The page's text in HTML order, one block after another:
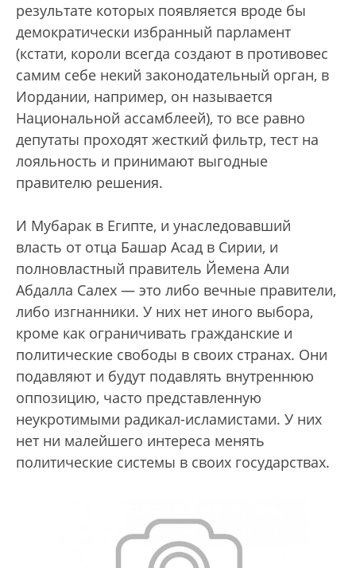
результате которых появляется вроде бы
демократически избранный парламент
(кстати, короли всегда создают в противовес
самим себе некий законодательный орган, в
Иордании, например, он называется
Национальной ассамблеей), то все равно
депутаты проходят жесткий фильтр, тест на
лояльность и принимают выгодные
правителю решения.
И Мубарак в Египте, и унаследовавший
власть от отца Башар Асад в Сирии, и
полновластный правитель Йемена Али
Абдалла Салех — это либо вечные правители,
либо изгнанники. У них нет иного выбора,
кроме как ограничивать гражданские и
политические свободы в своих странах. Они
подавляют и будут подавлять внутреннюю
оппозицию, часто представленную
неукротимыми радикал-исламистами. У них
нет ни малейшего интереса менять
политические системы в своих государствах.